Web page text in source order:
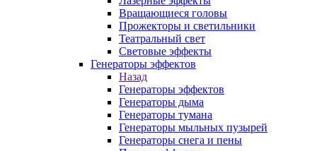
Вращающиеся головы
Прожекторы и светильники
Театральный свет
Световые эффекты
Генераторы эффектов
Назад
Генераторы эффектов
Генераторы дыма
Генераторы тумана
Генераторы мыльных пузырей
Генераторы снега и пены